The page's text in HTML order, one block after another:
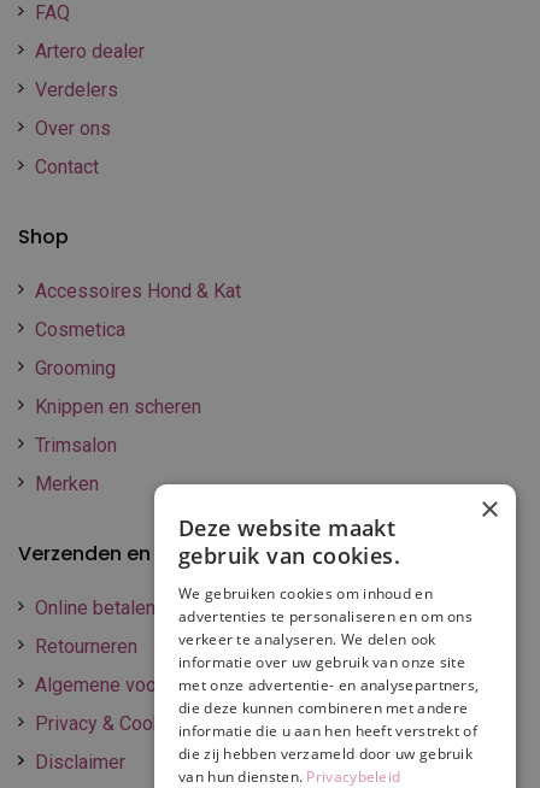
FAQ
Artero dealer
Verdelers
Over ons
Contact
Shop
Accessoires Hond & Kat
Cosmetica
Grooming
Knippen en scheren
Trimsalon
Merken
Verzenden en betalen
Online betalen
Retourneren
Algemene voorwaarden
Privacy & Cookie policy
Disclaimer
×
Deze website maakt
gebruik van cookies.
We gebruiken cookies om inhoud en
advertenties te personaliseren en om ons
verkeer te analyseren. We delen ook
informatie over uw gebruik van onze site
met onze advertentie- en analysepartners,
die deze kunnen combineren met andere
informatie die u aan hen heeft verstrekt of
die zij hebben verzameld door uw gebruik
van hun diensten. Privacybeleid